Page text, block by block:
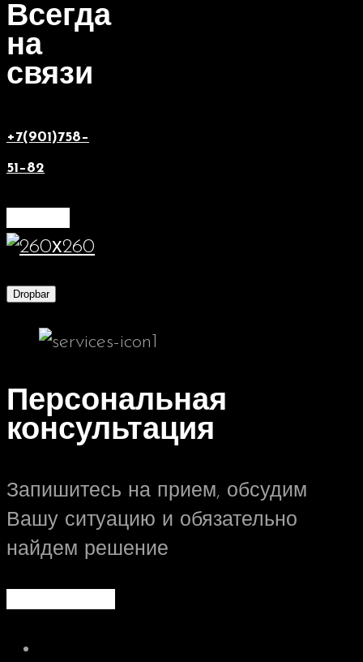
Всегда
на
связи
+7(901)758–
51–82
Dropbar
Персональная
консультация
Запишитесь на прием, обсудим
Вашу ситуацию и обязательно
найдем решение